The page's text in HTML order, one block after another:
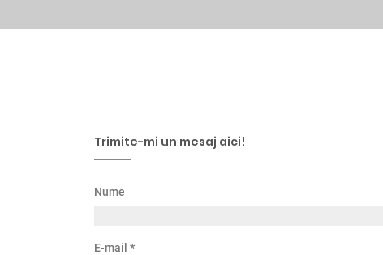
Trimite-mi un mesaj aici!
Nume
E-mail *